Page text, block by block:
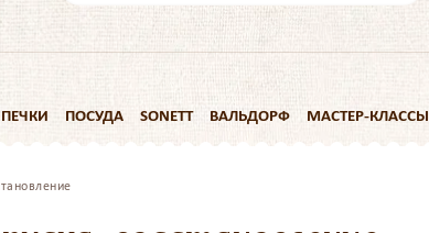
ПОСУДА SONETT ВАЛЬДОРФ МАСТЕР-КЛАССЫ